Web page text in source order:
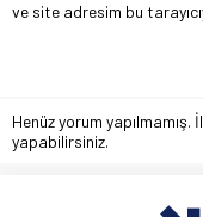
ve site adresim bu
Henüz yorum yapılmamış.
yapabilirsiniz.